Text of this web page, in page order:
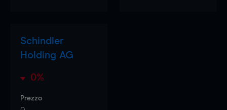
Schindler
Holding AG
0%
Prezzo